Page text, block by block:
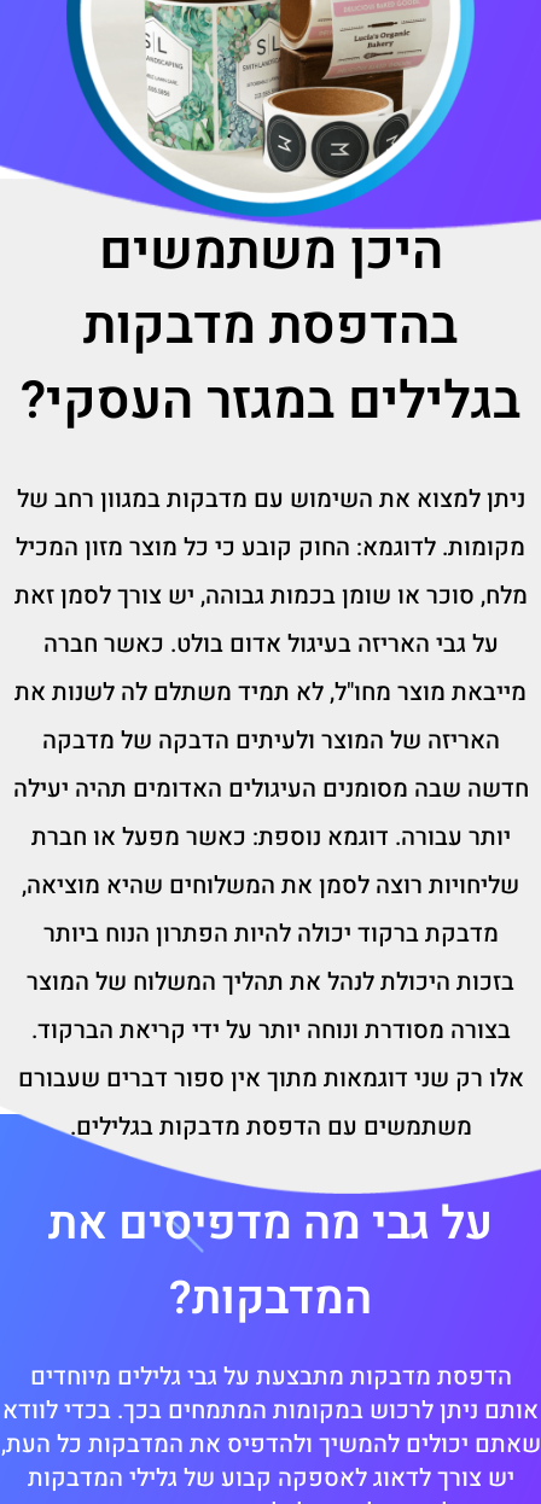
היכן משתמשים
בהדפסת מדבקות
בגלילים במגזר העסקי?
ניתן למצוא את השימוש עם מדבקות במגוון רחב של
מקומות. לדוגמא: החוק קובע כי כל מוצר מזון המכיל
מלח, סוכר או שומן בכמות גבוהה, יש צורך לסמן זאת
על גבי האריזה בעיגול אדום בולט. כאשר חברה
מייבאת מוצר מחו"ל, לא תמיד משתלם לה לשנות את
האריזה של המוצר ולעיתים הדבקה של מדבקה
חדשה שבה מסומנים העיגולים האדומים תהיה יעילה
יותר עבורה. דוגמא נוספת: כאשר מפעל או חברת
שליחויות רוצה לסמן את המשלוחים שהיא מוציאה,
מדבקת ברקוד יכולה להיות הפתרון הנוח ביותר
בזכות היכולת לנהל את תהליך המשלוח של המוצר
בצורה מסודרת ונוחה יותר על ידי קריאת הברקוד.
אלו רק שני דוגמאות מתוך אין ספור דברים שעבורם
משתמשים עם הדפסת מדבקות בגלילים.
על גבי מה מדפיסים את
המדבקות?
הדפסת מדבקות מתבצעת על גבי גלילים מיוחדים
אותם ניתן לרכוש במקומות המתמחים בכך. בכדי לוודא
שאתם יכולים להמשיך ולהדפיס את המדבקות כל העת,
יש צורך לדאוג לאספקה קבוע של גלילי המדבקות